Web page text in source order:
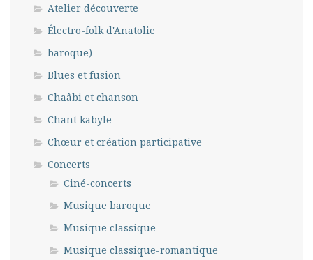
Atelier découverte
Électro-folk d'Anatolie
baroque)
Blues et fusion
Chaâbi et chanson
Chant kabyle
Chœur et création participative
Concerts
Ciné-concerts
Musique baroque
Musique classique
Musique classique-romantique